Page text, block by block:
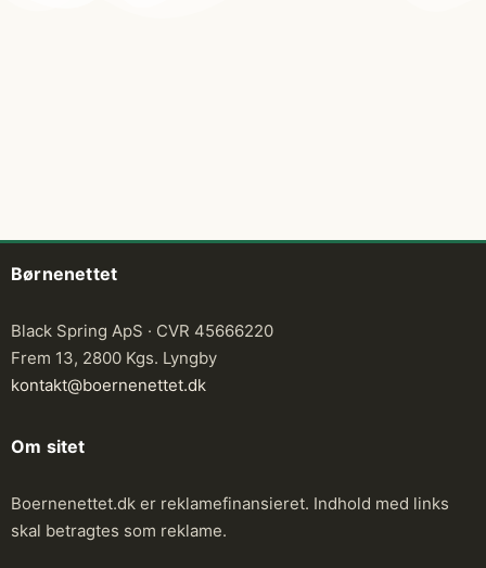
Børnenettet
Black Spring ApS · CVR 45666220
Frem 13, 2800 Kgs. Lyngby
kontakt@boernenettet.dk
Om sitet
Boernenettet.dk er reklamefinansieret. Indhold med links
skal betragtes som reklame.